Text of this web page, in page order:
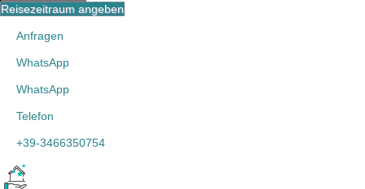
Reisezeitraum angeben
Anfragen
WhatsApp
WhatsApp
Telefon
+39-3466350754